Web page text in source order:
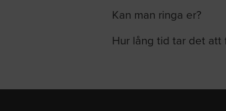
Kan man ringa er?
Hur lång tid tar det att